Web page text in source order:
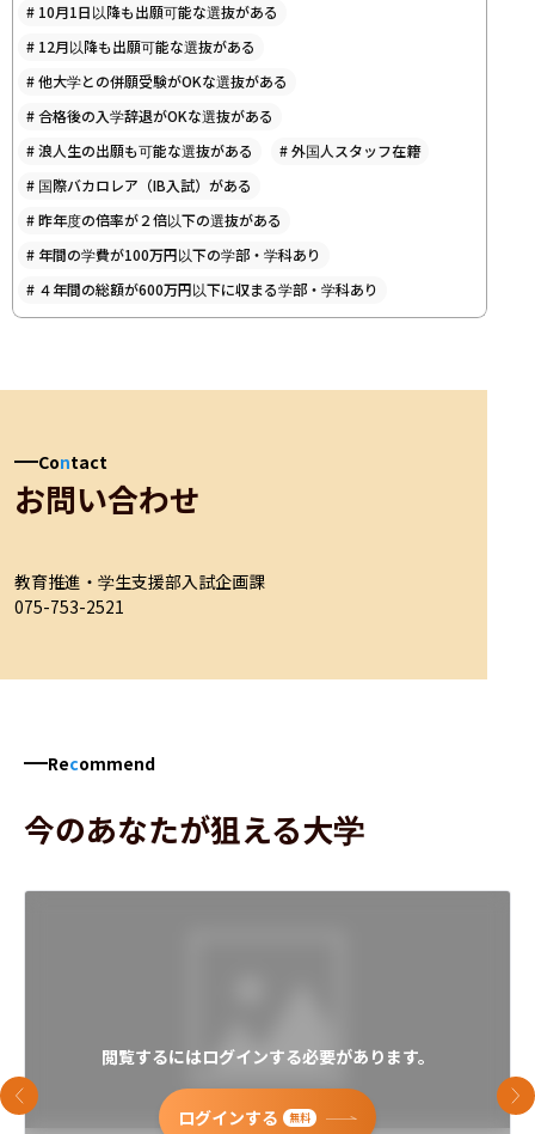
# 10月1日以降も出願可能な選抜がある
# 12月以降も出願可能な選抜がある
#他大学との併願受験がOKな選抜がある
#合格後の入学辞退がOKな選抜がある
#浪人生の出願も可能な選抜がある #外国人スタッフ在籍
# 国際バカロレア（IB入試）がある
#昨年度の倍率が２倍以下の選抜がある
# 年間の学費が100万円以下の学部・学科あり
# ４年間の総額が600万円以下に収まる学部・学科あり
Contact
お問い合わせ
教育推進・学生支援部入試企画課
075-753-2521
Recommend
今のあなたが狙える大学
閲覧するにはログインする必要があります。
ログインする 無料
前のスライド 次